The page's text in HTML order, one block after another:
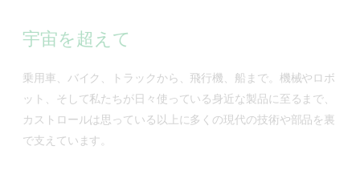
宇宙を超えて
乗用車、バイク、トラックから、飛行機、船まで。機械やロボ
ット、そして私たちが日々使っている身近な製品に至るまで、
カストロールは思っている以上に多くの現代の技術や部品を裏
で支えています。